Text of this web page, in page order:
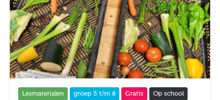
Lesmaterialen groep 5 t/m 8 Gratis Op school